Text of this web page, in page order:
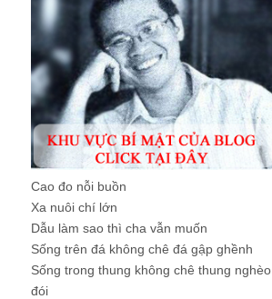
Cao đo nỗi buồn
Xa nuôi chí lớn
Dẫu làm sao thì cha vẫn muốn
Sống trên đá không chê đá gập ghềnh
Sống trong thung không chê thung nghèo
đói